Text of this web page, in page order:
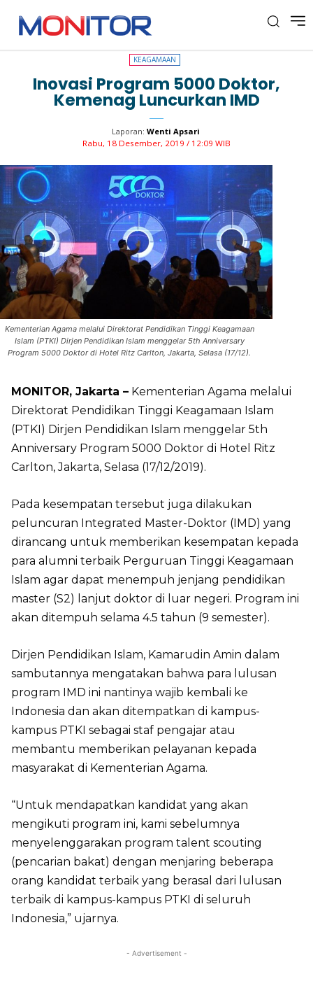
KEAGAMAAN
KEAGAMAAN
Inovasi Program 5000 Doktor,
Kemenag Luncurkan IMD
Laporan: Wenti Apsari
Rabu, 18 Desember, 2019 / 12:09 WIB
Kementerian Agama melalui Direktorat Pendidikan Tinggi Keagamaan
Islam (PTKI) Dirjen Pendidikan Islam menggelar 5th Anniversary
Program 5000 Doktor di Hotel Ritz Carlton, Jakarta, Selasa (17/12).
MONITOR, Jakarta – Kementerian Agama melalui
Direktorat Pendidikan Tinggi Keagamaan Islam
(PTKI) Dirjen Pendidikan Islam menggelar 5th
Anniversary Program 5000 Doktor di Hotel Ritz
Carlton, Jakarta, Selasa (17/12/2019).
Pada kesempatan tersebut juga dilakukan
peluncuran Integrated Master-Doktor (IMD) yang
dirancang untuk memberikan kesempatan kepada
para alumni terbaik Perguruan Tinggi Keagamaan
Islam agar dapat menempuh jenjang pendidikan
master (S2) lanjut doktor di luar negeri. Program ini
akan ditempuh selama 4.5 tahun (9 semester).
Dirjen Pendidikan Islam, Kamarudin Amin dalam
sambutannya mengatakan bahwa para lulusan
program IMD ini nantinya wajib kembali ke
Indonesia dan akan ditempatkan di kampus-
kampus PTKI sebagai staf pengajar atau
membantu memberikan pelayanan kepada
masyarakat di Kementerian Agama.
“Untuk mendapatkan kandidat yang akan
mengikuti program ini, kami sebelumnya
menyelenggarakan program talent scouting
(pencarian bakat) dengan menjaring beberapa
orang kandidat terbaik yang berasal dari lulusan
terbaik di kampus-kampus PTKI di seluruh
Indonesia,” ujarnya.
- Advertisement -